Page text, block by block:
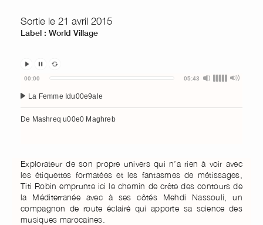
Sortie le 21 avril 2015
Label : World Village
Audio
Player
La Femme Idu00e9ale
De Mashreq u00e0 Maghreb
00:00 05:43
Explorateur de son propre univers qui n’a rien à voir avec
les étiquettes formatées et les fantasmes de métissages,
Titi Robin emprunte ici le chemin de crête des contours de
la Méditerranée avec à ses côtés Mehdi Nassouli, un
compagnon de route éclairé qui apporte sa science des
musiques marocaines.